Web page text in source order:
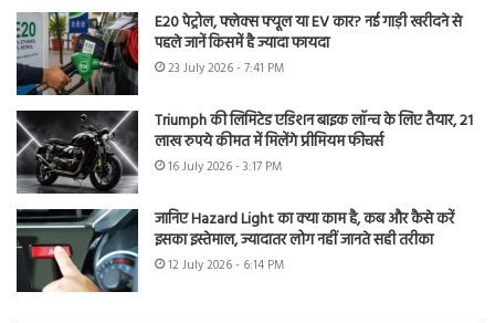
E20 पेट्रोल, फ्लेक्स फ्यूल या EV कार? नई गाड़ी खरीदने से
पहले जानें किसमें है ज्यादा फायदा
23 July 2026 - 7:41 PM
Triumph की लिमिटेड एडिशन बाइक लॉन्च के लिए तैयार, 21
लाख रुपये कीमत में मिलेंगे प्रीमियम फीचर्स
16 July 2026 - 3:17 PM
जानिए Hazard Light का क्या काम है, कब और कैसे करें
इसका इस्तेमाल, ज्यादातर लोग नहीं जानते सही तरीका
12 July 2026 - 6:14 PM